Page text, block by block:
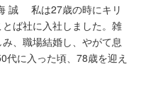
誠 私は27歳の時にキリ
ば社に入社しました。雑
、職場結婚し、やがて息
に入った頃、78歳を迎え